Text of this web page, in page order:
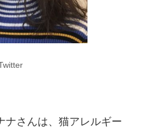
ナさんは、猫アレルギー